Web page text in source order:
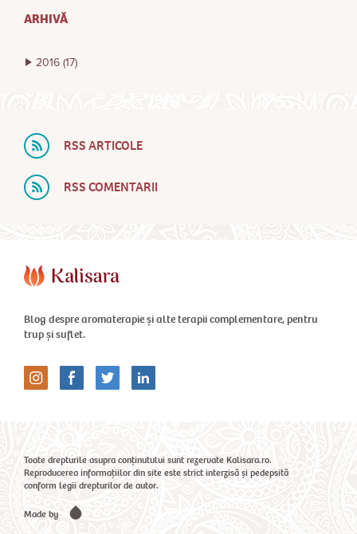
ARHIVĂ
2016 (17)
RSS ARTICOLE
RSS COMENTARII
Blog despre aromaterapie și alte terapii complementare, pentru
trup și suflet.
Toate drepturile asupra conținutului sunt rezervate Kalisara.ro.
Reproducerea informațiilor din site este strict interzisă și pedepsită
conform legii drepturilor de autor.
Made by